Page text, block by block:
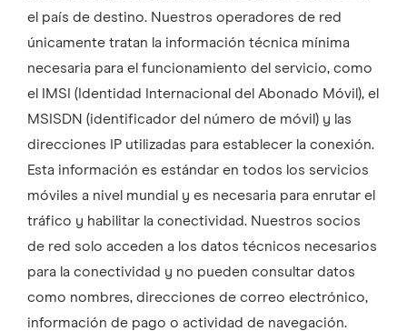
el país de destino. Nuestros operadores de red
únicamente tratan la información técnica mínima
necesaria para el funcionamiento del servicio, como
el IMSI (Identidad Internacional del Abonado Móvil), el
MSISDN (identificador del número de móvil) y las
direcciones IP utilizadas para establecer la conexión.
Esta información es estándar en todos los servicios
móviles a nivel mundial y es necesaria para enrutar el
tráfico y habilitar la conectividad. Nuestros socios
de red solo acceden a los datos técnicos necesarios
para la conectividad y no pueden consultar datos
como nombres, direcciones de correo electrónico,
información de pago o actividad de navegación.